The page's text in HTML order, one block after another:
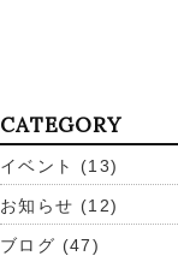
CATEGORY
イベント (13)
お知らせ (12)
ブログ (47)